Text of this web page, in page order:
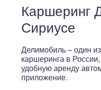
Каршеринг
Сириусе
Делимобиль – один
каршеринга в
удобную аренду
приложение.